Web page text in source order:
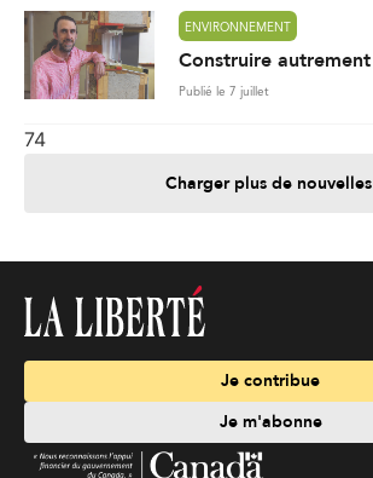
ENVIRONNEMENT
Construire autrement
Publié le 7 juillet
74
Charger plus de nouvelles
Je contribue
Je m'abonne